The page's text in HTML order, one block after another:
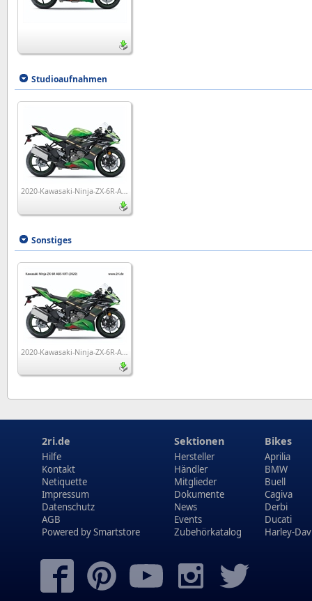
Studioaufnahmen
2020-Kawasaki-Ninja-ZX-6R-ABS-KRT
Sonstiges
2020-Kawasaki-Ninja-ZX-6R-ABS-KRT_wp1
2ri.de
Hilfe
Kontakt
Netiquette
Impressum
Datenschutz
AGB
Powered bySmartstore
Sektionen
Hersteller
Händler
Mitglieder
Dokumente
News
Events
Zubehörkatalog
Bikes
Aprilia
BMW
Buell
Cagiva
Derbi
Ducati
Harley-